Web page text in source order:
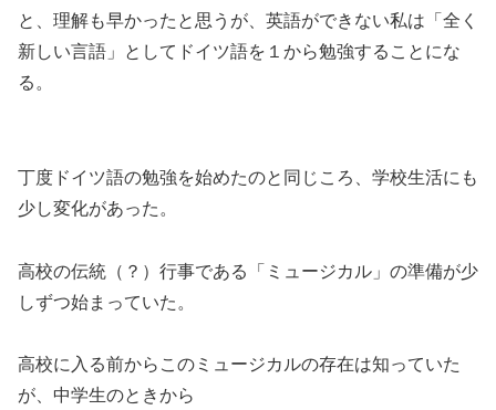
と、理解も早かったと思うが、英語ができない私は「全く
新しい言語」としてドイツ語を１から勉強することにな
る。
丁度ドイツ語の勉強を始めたのと同じころ、学校生活にも
少し変化があった。
高校の伝統（？）行事である「ミュージカル」の準備が少
しずつ始まっていた。
高校に入る前からこのミュージカルの存在は知っていた
が、中学生のときから